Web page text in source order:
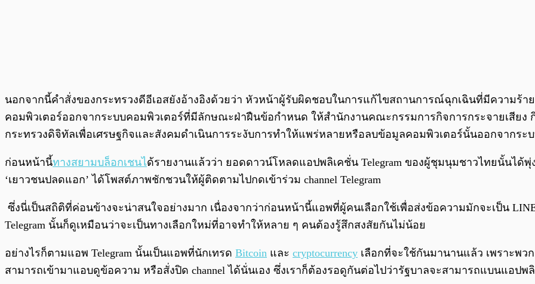
นอกจากนี้คำสั่งของกระทรวงดีอีเอสยังอ้างอิงด้วยว่า หัวหน้าผู้รับผิดชอบในการแก้ไขสถานการณ์ฉุกเฉินที่มีความร้า
คอมพิวเตอร์ออกจากระบบคอมพิวเตอร์ที่มีลักษณะฝ่าฝืนข้อกําหนด ให้สํานักงานคณะกรรมการกิจการกระจายเสีย
กระทรวงดิจิทัลเพื่อเศรษฐกิจและสังคมดําเนินการระงับการทําให้แพร่หลายหรือลบข้อมูลคอมพิวเตอร์นั้นออกจากระ
ก่อนหน้านี้ทางสยามบล็อกเชนได้รายงานแล้วว่า ยอดดาวน์โหลดแอปพลิเคชั่น Telegram ของผู้ชุมนุมชาวไทยนั้นได้พุ่ง
‘เยาวชนปลดแอก’ ได้โพสต์ภาพชักชวนให้ผู้ติดตามไปกดเข้าร่วม channel Telegram
ซึ่งนี่เป็นสถิติที่ค่อนข้างจะน่าสนใจอย่างมาก เนื่องจากว่าก่อนหน้านี้แอพที่ผู้คนเลือกใช้เพื่อส่งข้อความมักจะเป็น LINE
Telegram นั้นก็ดูเหมือนว่าจะเป็นทางเลือกใหม่ที่อาจทำให้หลาย ๆ คนต้องรู้สึกสงสัยกันไม่น้อย
อย่างไรก็ตามแอพ Telegram นั้นเป็นแอพที่นักเทรด Bitcoin และ cryptocurrency เลือกที่จะใช้กันมานานแล้ว เพราะพว
สามารถเข้ามาแอบดูข้อความ หรือสั่งปิด channel ได้นั่นเอง ซึ่งเราก็ต้องรอดูกันต่อไปว่ารัฐบาลจะสามารถแบนแอปพ